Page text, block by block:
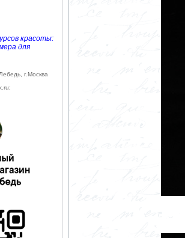
красоты:
для
г.Москва